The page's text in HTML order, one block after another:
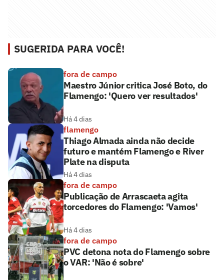
SUGERIDA PARA VOCÊ!
fora de campo
Maestro Júnior critica José Boto, do
Flamengo: 'Quero ver resultados'
Há 4 dias
flamengo
Thiago Almada ainda não decide
futuro e mantém Flamengo e River
Plate na disputa
Há 4 dias
fora de campo
Publicação de Arrascaeta agita
torcedores do Flamengo: 'Vamos'
Há 4 dias
fora de campo
PVC detona nota do Flamengo sobre
o VAR: 'Não é sobre'